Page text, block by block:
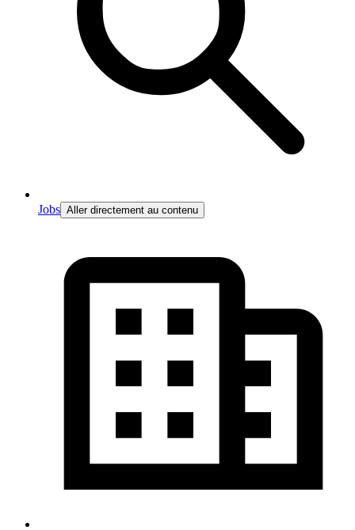
Jobs Aller directement au contenu